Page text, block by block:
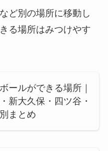
ど別の場所に移動し
る場所はみつけやす
ールができる場所｜
新大久保・四ツ谷・
まとめ